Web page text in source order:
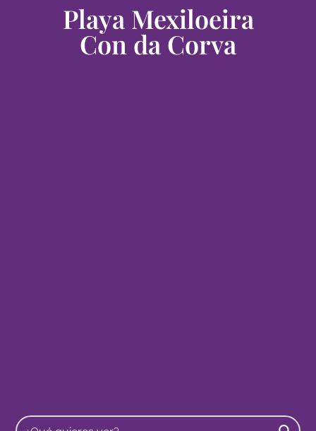
Playa Mexiloeira
Con da Corva